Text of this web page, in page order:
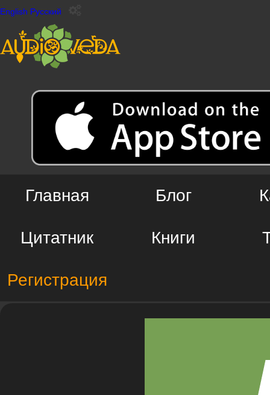
English Русский
Главная Блог
Цитатник Книги
Регистрация